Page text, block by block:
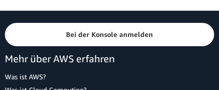
Bei der Konsole anmelden
Mehr über AWS erfahren
Was ist AWS?